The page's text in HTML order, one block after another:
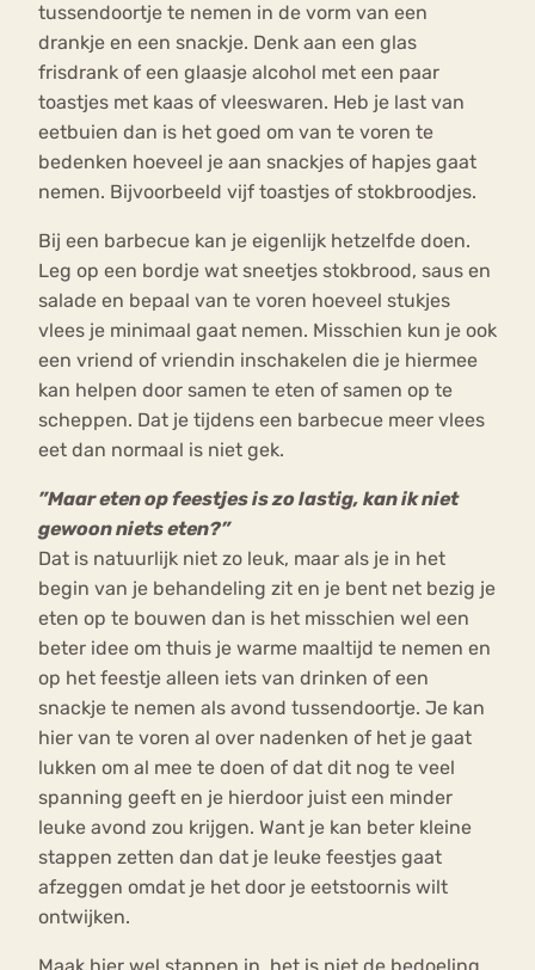
tussendoortje te nemen in de vorm van een
drankje en een snackje. Denk aan een glas
frisdrank of een glaasje alcohol met een paar
toastjes met kaas of vleeswaren. Heb je last van
eetbuien dan is het goed om van te voren te
bedenken hoeveel je aan snackjes of hapjes gaat
nemen. Bijvoorbeeld vijf toastjes of stokbroodjes.
Bij een barbecue kan je eigenlijk hetzelfde doen.
Leg op een bordje wat sneetjes stokbrood, saus en
salade en bepaal van te voren hoeveel stukjes
vlees je minimaal gaat nemen. Misschien kun je ook
een vriend of vriendin inschakelen die je hiermee
kan helpen door samen te eten of samen op te
scheppen. Dat je tijdens een barbecue meer vlees
eet dan normaal is niet gek.
”Maar eten op feestjes is zo lastig, kan ik niet
gewoon niets eten?”
Dat is natuurlijk niet zo leuk, maar als je in het
begin van je behandeling zit en je bent net bezig je
eten op te bouwen dan is het misschien wel een
beter idee om thuis je warme maaltijd te nemen en
op het feestje alleen iets van drinken of een
snackje te nemen als avond tussendoortje. Je kan
hier van te voren al over nadenken of het je gaat
lukken om al mee te doen of dat dit nog te veel
spanning geeft en je hierdoor juist een minder
leuke avond zou krijgen. Want je kan beter kleine
stappen zetten dan dat je leuke feestjes gaat
afzeggen omdat je het door je eetstoornis wilt
ontwijken.